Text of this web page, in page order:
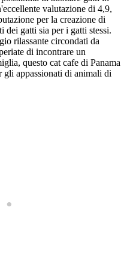
valutazione di 4,9,
per la creazione di
dei gatti sia per i gatti stessi.
rilassante circondati da
di incontrare un
questo cat cafe di Panama
appassionati di animali di